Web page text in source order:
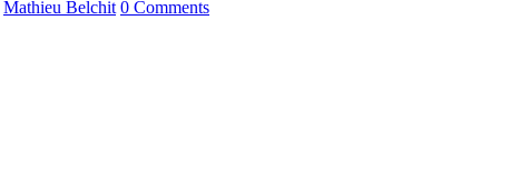
Mathieu Belchit 0 Comments